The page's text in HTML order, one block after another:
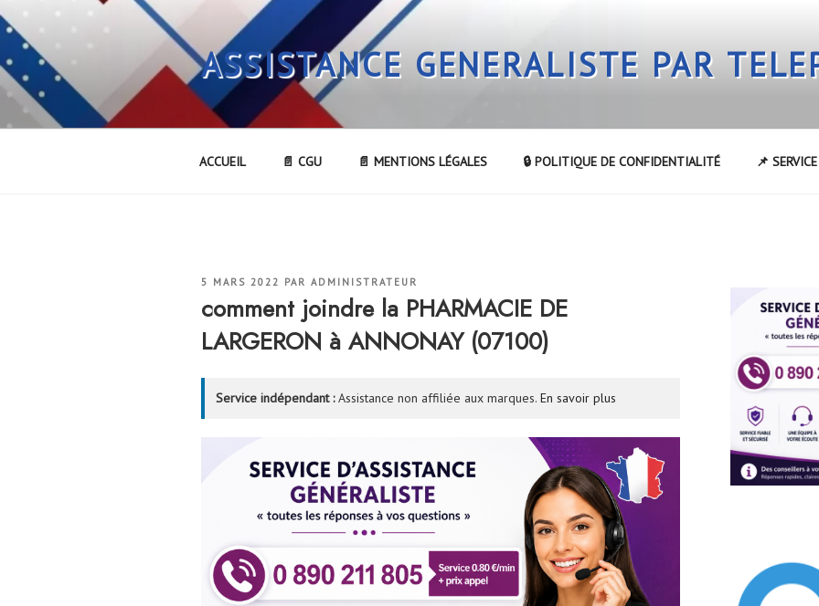
Aller
au
contenu
principal
ASSISTANCE GENERALISTE PAR
ACCUEIL 📄 CGU 📄 MENTIONS LÉGALES 🔒 POLITIQUE DE CONFIDENTIALITÉ 📌
PUBLIÉ
5 MARS 2022 PAR ADMINISTRATEUR
comment joindre la PHARMACIE DE
LARGERON à ANNONAY (07100)
Service indépendant :Assistance non affiliée aux marques. En savoir plus